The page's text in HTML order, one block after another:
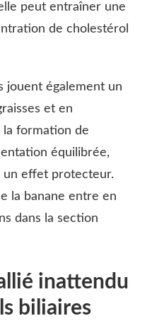
peut entraîner une
de cholestérol
jouent également un
et en
formation de
équilibrée,
un effet protecteur.
la banane entre en
dans la section
inattendu
biliaires